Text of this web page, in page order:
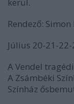
Rendező: Simon
Július 20-21-
A Vendel
A Zsámbéki
Színház